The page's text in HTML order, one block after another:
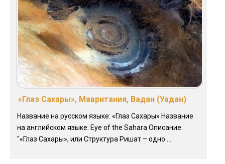
«Глаз Сахары», Мавритания, Вадан (Уадан)
Название на русском языке: «Глаз Сахары» Название
на английском языке: Eye of the Sahara Описание:
"«Глаз Сахары», или Структура Ришат – одно ...